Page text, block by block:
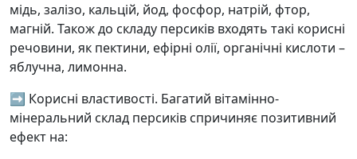
мідь, залізо, кальцій, йод, фосфор, натрій, фтор,
магній. Також до складу персиків входять такі корисні
речовини, як пектини, ефірні олії, органічні кислоти –
яблучна, лимонна.
➡️ Корисні властивості. Багатий вітамінно-
мінеральний склад персиків спричиняє позитивний
ефект на: